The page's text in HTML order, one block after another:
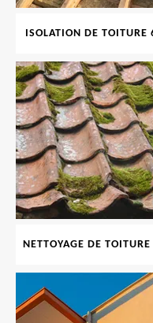
ISOLATION DE TOITURE
NETTOYAGE DE